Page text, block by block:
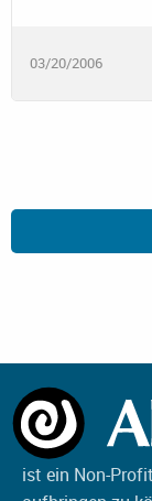
03/20/2006
ist ein Non-